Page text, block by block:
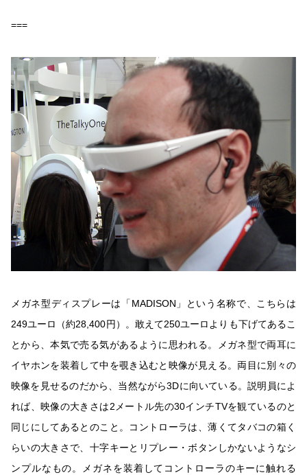
===
メガネ型ディスプレーは「MADISON」という名称で、こちらは
249ユーロ（約28,400円）。敢えて250ユーロよりも下げてあるこ
とから、本気で売る気があるように思われる。メガネ型で両耳に
イヤホンを装着して中を覗き込むと映像が見える。両目に別々の
映像を見せるのだから、当然ながら3Dに向いている。説明員によ
れば、映像の大きさは2メートル先の30インチTVを観ているのと
同じにしてあるとのこと。コントローラは、薄くてタバコの箱く
らいの大きさで、十字キーとリプレー・ボタンしかないようなシ
ンプルなもの。メガネを装着してコントローラのキーに触れる